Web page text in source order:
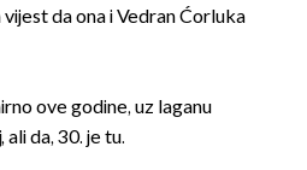
da ona i Vedran Ćorluka
ove godine, uz laganu
da, 30. je tu.